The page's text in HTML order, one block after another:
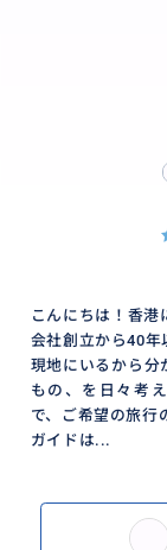
こんにちは！香港
会社創立から40年
現地にいるから分
もの、を日々考
で、ご希望の旅
ガイドは...